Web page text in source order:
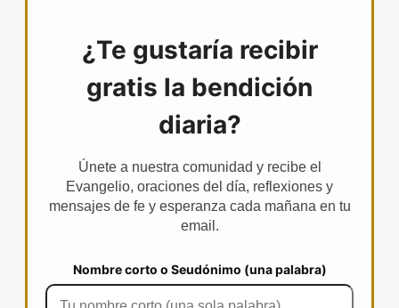
¿Te gustaría recibir
gratis la bendición
diaria?
Únete a nuestra comunidad y recibe el
Evangelio, oraciones del día, reflexiones y
mensajes de fe y esperanza cada mañana en tu
email.
Nombre corto o Seudónimo (una palabra)